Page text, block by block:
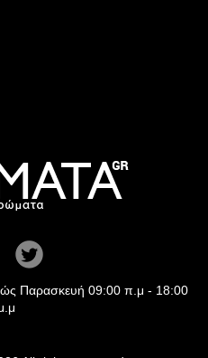
εώς Παρασκευή 09:00 π.μ - 18:00